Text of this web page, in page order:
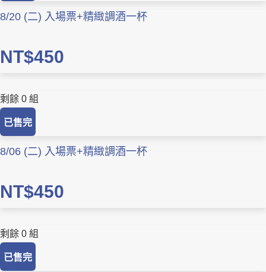
8/20 (二) 入場票+精緻調酒一杯
NT$450
剩餘 0 組
已售完
8/06 (二) 入場票+精緻調酒一杯
NT$450
剩餘 0 組
已售完